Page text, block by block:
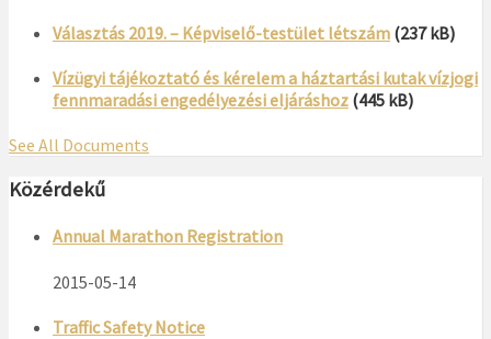
Választás 2019. – Képviselő-testület létszám (237 kB)
Vízügyi tájékoztató és kérelem a háztartási kutak vízjogi
fennmaradási engedélyezési eljáráshoz (445 kB)
See All Documents
Közérdekű
Annual Marathon Registration
2015-05-14
Traffic Safety Notice